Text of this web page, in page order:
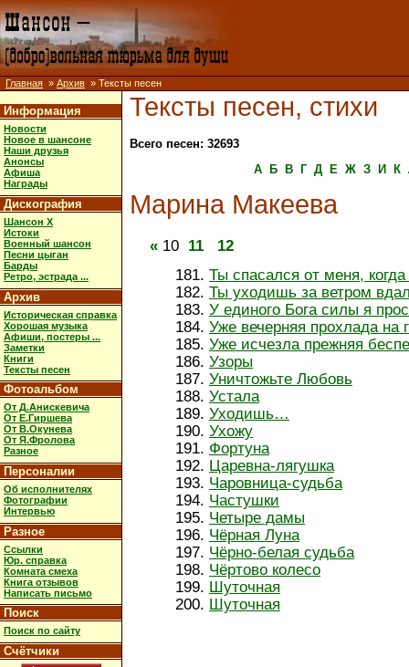
Главная » Архив » Тексты песен
Информация
Новости
Новое в шансоне
Наши друзья
Анонсы
Афиша
Награды
Дискография
Шансон X
Истоки
Военный шансон
Песни цыган
Барды
Ретро, эстрада ...
Архив
Историческая справка
Хорошая музыка
Афиши, постеры ...
Заметки
Книги
Тексты песен
Фотоальбом
От Д.Анискевича
От Е.Гиршева
От В.Окунева
От Я.Фролова
Разное
Персоналии
Об исполнителях
Фотографии
Интервью
Разное
Ссылки
Юр. справка
Комната смеха
Книга отзывов
Написать письмо
Поиск
Поиск по сайту
Счётчики
Тексты песен, стихи
Всего песен: 32693
А
Б В Г Д Е Ж З И К
Марина Макеева
« 10 11
12
Ты спасался от меня,
Ты уходишь за ветром
У единого Бога силы я
Уже вечерняя прохлада на
Уже исчезла прежняя
Узоры
Уничтожьте Любовь
Устала
Уходишь…
Ухожу
Фортуна
Царевна-лягушка
Чаровница-судьба
Частушки
Четыре дамы
Чёрная Луна
Чёрно-белая судьба
Чёртово колесо
Шуточная
Шуточная